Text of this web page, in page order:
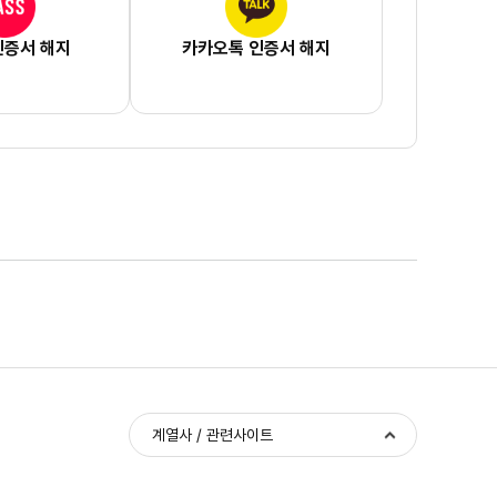
서 해지 카카오톡 인증서 해지
계열사 / 관련사이트